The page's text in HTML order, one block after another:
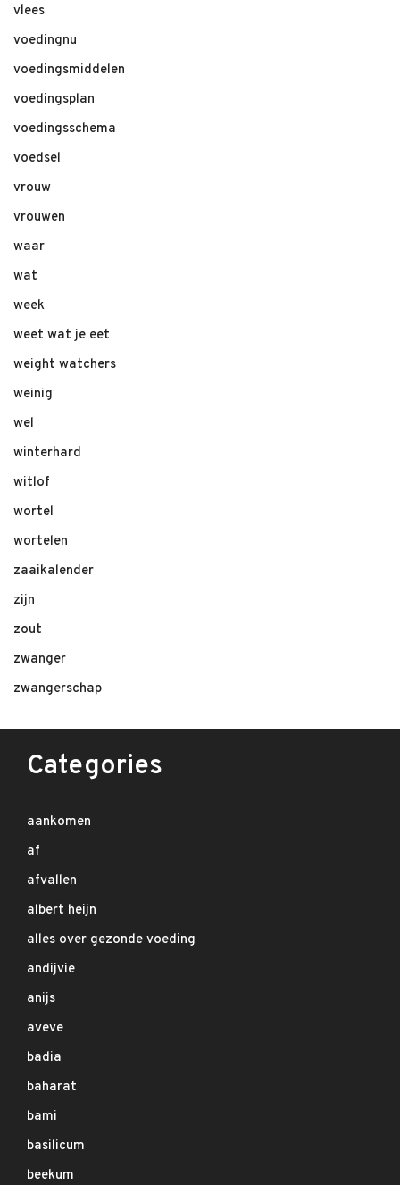
vlees
voedingnu
voedingsmiddelen
voedingsplan
voedingsschema
voedsel
vrouw
vrouwen
waar
wat
week
weet wat je eet
weight watchers
weinig
wel
winterhard
witlof
wortel
wortelen
zaaikalender
zijn
zout
zwanger
zwangerschap
Categories
aankomen
af
afvallen
albert heijn
alles over gezonde voeding
andijvie
anijs
aveve
badia
baharat
bami
basilicum
beekum